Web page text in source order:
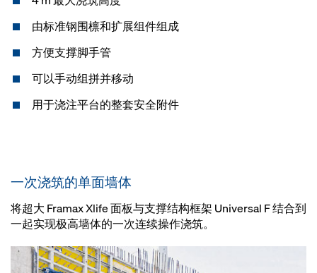
由标准钢围檩和扩展组件组成
方便支撑脚手管
可以手动组拼并移动
用于浇注平台的整套安全附件
一次浇筑的单面墙体
将超大 Framax Xlife 面板与支撑结构框架 Universal F 结合到
一起实现极高墙体的一次连续操作浇筑。